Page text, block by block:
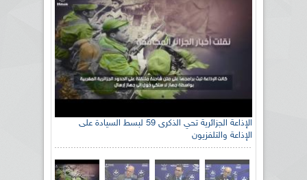
الإذاعة الجزائرية تحي الذكرى 59 لبسط السيادة على
الإذاعة والتلفزيون